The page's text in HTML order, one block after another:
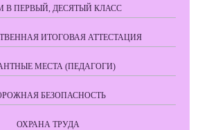
В ПЕРВЫЙ, ДЕСЯТЫЙ КЛАСС
ИТОГОВАЯ АТТЕСТАЦИЯ
МЕСТА (ПЕДАГОГИ)
БЕЗОПАСНОСТЬ
ОХРАНА ТРУДА